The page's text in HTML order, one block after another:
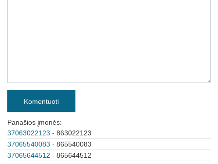
Komentuoti
Panašios įmonės:
37063022123 - 863022123
37065540083 - 865540083
37065644512 - 865644512